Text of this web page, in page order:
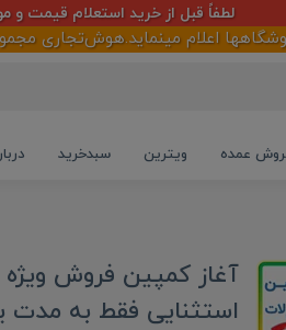
لطفاً قبل از خرید استعلام قیمت و
مینماید.هوش‌تجاری مجموعه
عمده ویترین سبدخرید
استثنایی فقط به